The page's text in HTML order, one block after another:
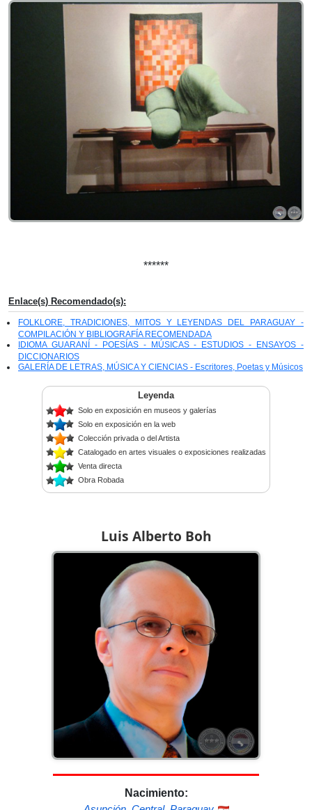
Luis Alberto Boh
Nacimiento:
******
Enlace(s) Recomendado(s):
FOLKLORE, TRADICIONES, MITOS Y LEYENDAS DEL PARAGUAY -
COMPILACIÓN Y BIBLIOGRAFÍA RECOMENDADA
IDIOMA GUARANÍ - POESÍAS - MÚSICAS - ESTUDIOS - ENSAYOS -
DICCIONARIOS
GALERÍA DE LETRAS, MÚSICA Y CIENCIAS - Escritores, Poetas y Músicos
Leyenda
Solo en exposición en museos y galerías
Solo en exposición en la web
Colección privada o del Artista
Catalogado en artes visuales o exposiciones realizadas
Venta directa
Obra Robada